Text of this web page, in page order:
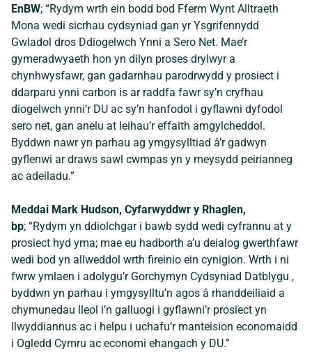
EnBW; “Rydym wrth ein bodd bod Fferm Wynt Alltraeth
Mona wedi sicrhau cydsyniad gan yr Ysgrifennydd
Gwladol dros Ddiogelwch Ynni a Sero Net. Mae’r
gymeradwyaeth hon yn dilyn proses drylwyr a
chynhwysfawr, gan gadarnhau parodrwydd y prosiect i
ddarparu ynni carbon is ar raddfa fawr sy’n cryfhau
diogelwch ynni’r DU ac sy’n hanfodol i gyflawni dyfodol
sero net, gan anelu at leihau’r effaith amgylcheddol.
Byddwn nawr yn parhau ag ymgysylltiad â’r gadwyn
gyflenwi ar draws sawl cwmpas yn y meysydd peirianneg
ac adeiladu.”
Meddai Mark Hudson, Cyfarwyddwr y Rhaglen,
bp; “Rydym yn ddiolchgar i bawb sydd wedi cyfrannu at y
prosiect hyd yma; mae eu hadborth a’u deialog gwerthfawr
wedi bod yn allweddol wrth fireinio ein cynigion. Wrth i ni
fwrw ymlaen i adolygu’r Gorchymyn Cydsyniad Datblygu ,
byddwn yn parhau i ymgysylltu’n agos â rhanddeiliaid a
chymunedau lleol i’n galluogi i gyflawni’r prosiect yn
llwyddiannus ac i helpu i uchafu’r manteision economaidd
i Ogledd Cymru ac economi ehangach y DU.”